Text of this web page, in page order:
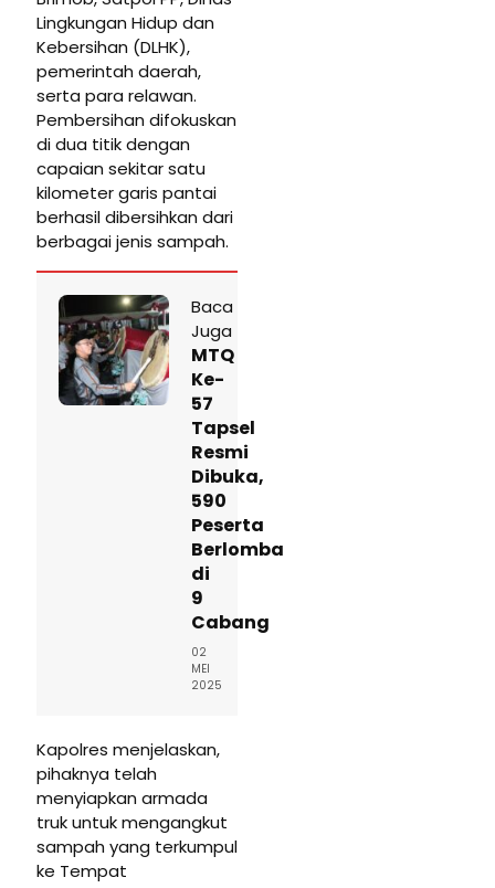
Lingkungan Hidup dan
Kebersihan (DLHK),
pemerintah daerah,
serta para relawan.
Pembersihan difokuskan
di dua titik dengan
capaian sekitar satu
kilometer garis pantai
berhasil dibersihkan dari
berbagai jenis sampah.
Baca
Juga
MTQ
Ke-
57
Tapsel
Resmi
Dibuka,
590
Peserta
Berlomba
di
9
Cabang
02
MEI
2025
Kapolres menjelaskan,
pihaknya telah
menyiapkan armada
truk untuk mengangkut
sampah yang terkumpul
ke Tempat